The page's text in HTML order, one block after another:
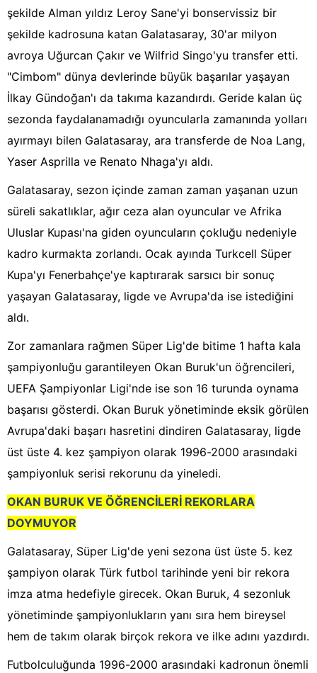
şekilde Alman yıldız Leroy Sane'yi bonservissiz bir
şekilde kadrosuna katan Galatasaray, 30'ar milyon
avroya Uğurcan Çakır ve Wilfrid Singo'yu transfer etti.
"Cimbom" dünya devlerinde büyük başarılar yaşayan
İlkay Gündoğan'ı da takıma kazandırdı. Geride kalan üç
sezonda faydalanamadığı oyuncularla zamanında yolları
ayırmayı bilen Galatasaray, ara transferde de Noa Lang,
Yaser Asprilla ve Renato Nhaga'yı aldı.
Galatasaray, sezon içinde zaman zaman yaşanan uzun
süreli sakatlıklar, ağır ceza alan oyuncular ve Afrika
Uluslar Kupası'na giden oyuncuların çokluğu nedeniyle
kadro kurmakta zorlandı. Ocak ayında Turkcell Süper
Kupa'yı Fenerbahçe'ye kaptırarak sarsıcı bir sonuç
yaşayan Galatasaray, ligde ve Avrupa'da ise istediğini
aldı.
Zor zamanlara rağmen Süper Lig'de bitime 1 hafta kala
şampiyonluğu garantileyen Okan Buruk'un öğrencileri,
UEFA Şampiyonlar Ligi'nde ise son 16 turunda oynama
başarısı gösterdi. Okan Buruk yönetiminde eksik görülen
Avrupa'daki başarı hasretini dindiren Galatasaray, ligde
üst üste 4. kez şampiyon olarak 1996-2000 arasındaki
şampiyonluk serisi rekorunu da yineledi.
OKAN BURUK VE ÖĞRENCİLERİ REKORLARA
DOYMUYOR
Galatasaray, Süper Lig'de yeni sezona üst üste 5. kez
şampiyon olarak Türk futbol tarihinde yeni bir rekora
imza atma hedefiyle girecek. Okan Buruk, 4 sezonluk
yönetiminde şampiyonlukların yanı sıra hem bireysel
hem de takım olarak birçok rekora ve ilke adını yazdırdı.
Futbolculuğunda 1996-2000 arasındaki kadronun önemli